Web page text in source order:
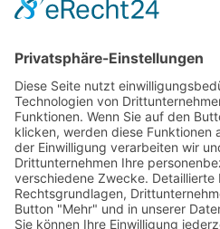
Das Projekt zur
Ansprechstellen für
Hessen wird gefördert aus
Integrationsamtes. Das
des Hessischen Ministeriums
Jugend und Soziales von der
Bildungswerks der
durchgeführt.